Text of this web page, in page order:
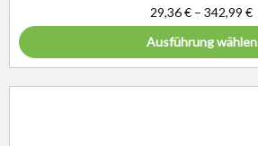
29,36€ – 342,99 €
Ausführung wählen